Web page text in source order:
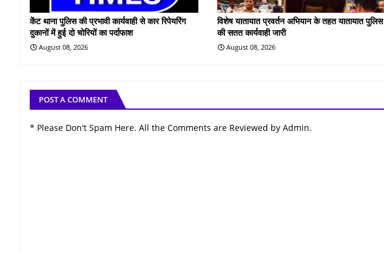
केंट थाना पुलिस की प्रभावी कार्यवाही से कार रिपेयरिंग
दुकानों में हुई दो चोरियों का पर्दाफाश
August 08, 2026
विशेष यातायात प्रवर्तन अभियान के तहत यातायात पुलिस
की सतत कार्यवाही जारी
August 08, 2026
POST A COMMENT
* Please Don't Spam Here. All the Comments are Reviewed by Admin.